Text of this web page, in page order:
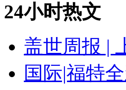
24小时热文
盖世周报 |
国际|福特